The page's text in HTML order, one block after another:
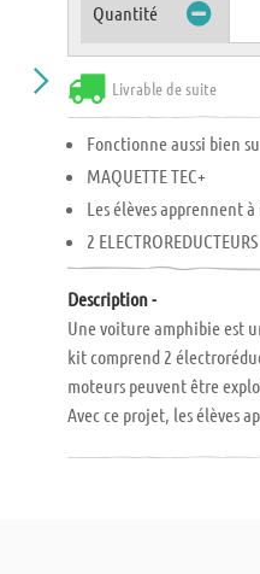
Quantité
Livrable de suite
Fonctionne aussi bien
MAQUETTE TEC+
Les élèves apprennent
2 ELECTROREDUCTEURS
Description -
Une voiture amphibie est
kit comprend 2
moteurs peuvent être
Avec ce projet, les élèves
électrique simple mais
Travaux requis : sciage,